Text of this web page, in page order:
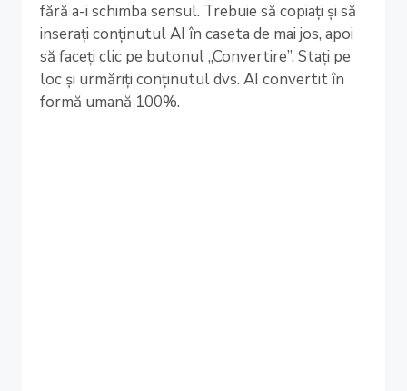
fără a-i schimba sensul. Trebuie să copiați și să
inserați conținutul AI în caseta de mai jos, apoi
să faceți clic pe butonul „Convertire”. Stați pe
loc și urmăriți conținutul dvs. AI convertit în
formă umană 100%.